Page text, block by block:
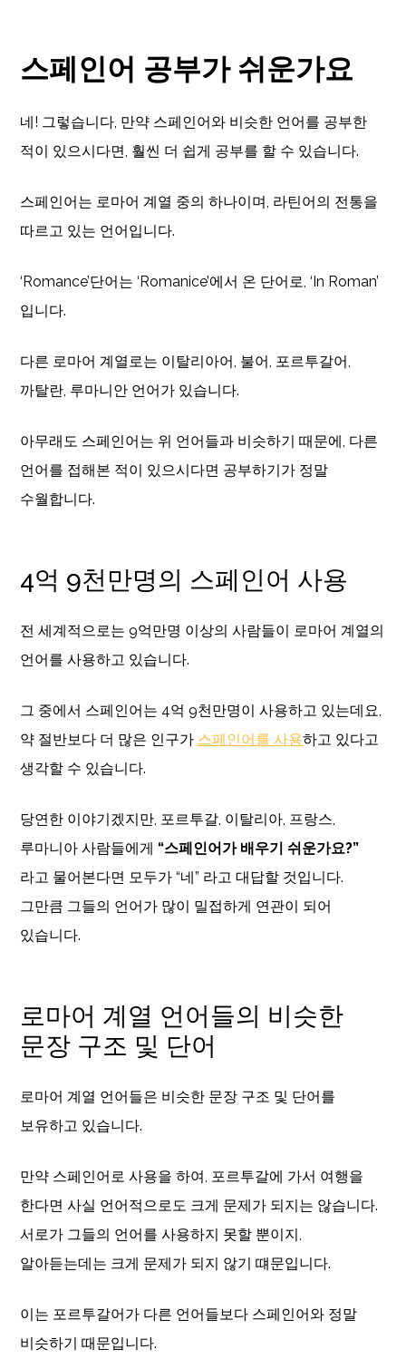
스페인어 공부가 쉬운가요
네! 그렇습니다, 만약 스페인어와 비슷한 언어를 공부한
적이 있으시다면, 훨씬 더 쉽게 공부를 할 수 있습니다.
스페인어는 로마어 계열 중의 하나이며, 라틴어의 전통을
따르고 있는 언어입니다.
‘Romance’단어는 ‘Romanice’에서 온 단어로, ‘In Roman’
입니다.
다른 로마어 계열로는 이탈리아어, 불어, 포르투갈어,
까탈란, 루마니안 언어가 있습니다.
아무래도 스페인어는 위 언어들과 비슷하기 때문에, 다른
언어를 접해본 적이 있으시다면 공부하기가 정말
수월합니다.
4억 9천만명의 스페인어 사용
전 세계적으로는 9억만명 이상의 사람들이 로마어 계열의
언어를 사용하고 있습니다.
그 중에서 스페인어는 4억 9천만명이 사용하고 있는데요,
약 절반보다 더 많은 인구가 스페인어를 사용하고 있다고
생각할 수 있습니다.
당연한 이야기겠지만, 포르투갈, 이탈리아, 프랑스,
루마니아 사람들에게 “스페인어가 배우기 쉬운가요?”
라고 물어본다면 모두가 “네” 라고 대답할 것입니다.
그만큼 그들의 언어가 많이 밀접하게 연관이 되어
있습니다.
로마어 계열 언어들의 비슷한
문장 구조 및 단어
로마어 계열 언어들은 비슷한 문장 구조 및 단어를
보유하고 있습니다.
만약 스페인어로 사용을 하여, 포르투갈에 가서 여행을
한다면 사실 언어적으로도 크게 문제가 되지는 않습니다.
서로가 그들의 언어를 사용하지 못할 뿐이지,
알아듣는데는 크게 문제가 되지 않기 떄문입니다.
이는 포르투갈어가 다른 언어들보다 스페인어와 정말
비슷하기 때문입니다.